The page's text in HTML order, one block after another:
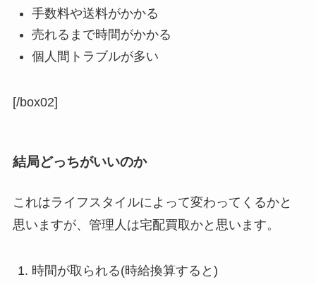
手数料や送料がかかる
売れるまで時間がかかる
個人間トラブルが多い
[/box02]
結局どっちがいいのか
これはライフスタイルによって変わってくるかと
思いますが、管理人は宅配買取かと思います。
時間が取られる(時給換算すると)